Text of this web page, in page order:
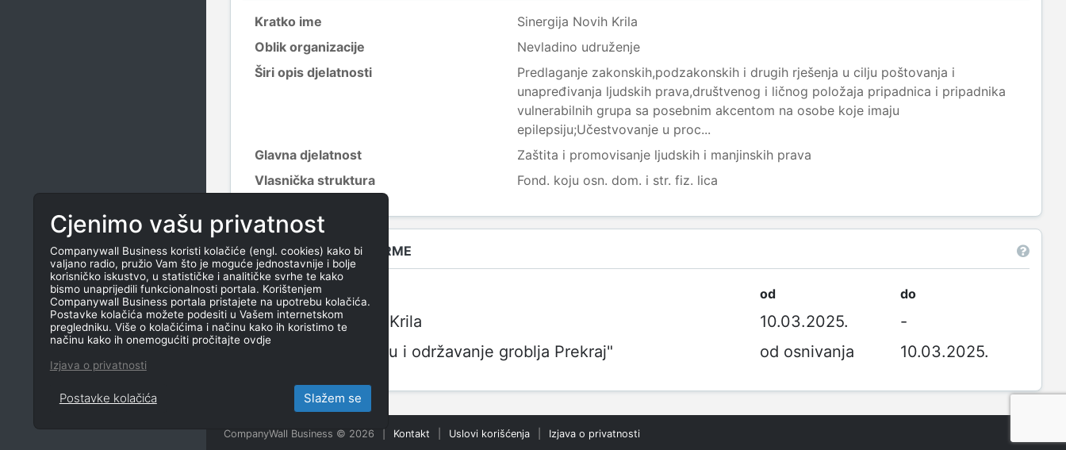
Kratko ime
Sinergija Novih Krila
Oblik organizacije
Nevladino udruženje
Širi opis djelatnosti
Predlaganje zakonskih,podzakonskih i drugih rješenja u cilju poštovanja i
unapređivanja ljudskih prava,društvenog i ličnog položaja pripadnica i pripadnika
vulnerabilnih grupa sa posebnim akcentom na osobe koje imaju
epilepsiju;Učestvovanje u proc...
Glavna djelatnost
Zaštita i promovisanje ljudskih i manjinskih prava
Vlasnička struktura
Fond. koju osn. dom. i str. fiz. lica
PRETHODNA IMENA FIRME
Ime od do
Sinergija Novih Krila 10.03.2025.
-
"Fond za obnovu i održavanje groblja Prekraj"
od osnivanja 10.03.2025.
CompanyWall Business © 2026 Kontakt Uslovi korišćenja Izjava o privatnosti
Cjenimo vašu privatnost
Companywall Business koristi kolačiće (engl. cookies) kako bi
valjano radio, pružio Vam što je moguće jednostavnije i bolje
korisničko iskustvo, u statističke i analitičke svrhe te kako
bismo unaprijedili funkcionalnosti portala. Korištenjem
Companywall Business portala pristajete na upotrebu kolačića.
Postavke kolačića možete podesiti u Vašem internetskom
pregledniku. Više o kolačićima i načinu kako ih koristimo te
načinu kako ih onemogućiti pročitajte ovdje
Izjava o privatnosti
Postavke kolačića Slažem se